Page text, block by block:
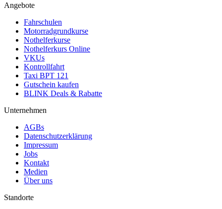
Angebote
Fahrschulen
Motorradgrundkurse
Nothelferkurse
Nothelferkurs Online
VKUs
Kontrollfahrt
Taxi BPT 121
Gutschein kaufen
BLINK Deals & Rabatte
Unternehmen
AGBs
Datenschutzerklärung
Impressum
Jobs
Kontakt
Medien
Über uns
Standorte